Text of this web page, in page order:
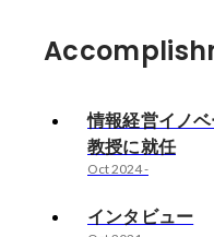
情報経営イノ
教授に就任
Oct 2024-
インタビュー